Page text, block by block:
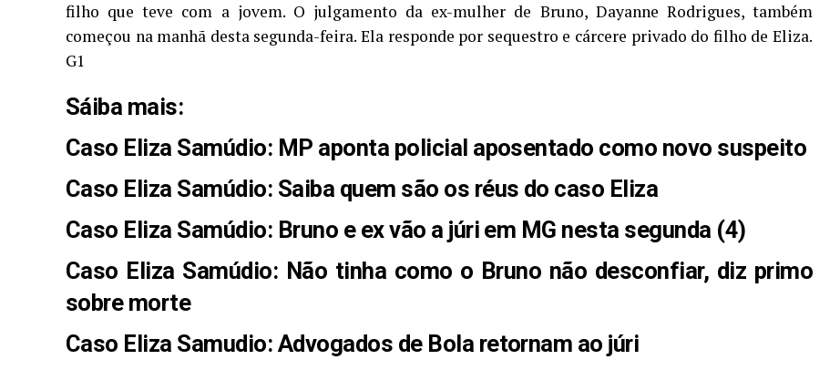
filho que teve com a jovem. O julgamento da ex-mulher de Bruno, Dayanne Rodrigues, também
começou na manhã desta segunda-feira. Ela responde por sequestro e cárcere privado do filho de Eliza.
G1
Sáiba mais:
Caso Eliza Samúdio: MP aponta policial aposentado como novo suspeito
Caso Eliza Samúdio: Saiba quem são os réus do caso Eliza
Caso Eliza Samúdio: Bruno e ex vão a júri em MG nesta segunda (4)
Caso Eliza Samúdio: Não tinha como o Bruno não desconfiar, diz primo
sobre morte
Caso Eliza Samudio: Advogados de Bola retornam ao júri